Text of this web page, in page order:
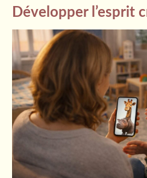
Développer l’esprit